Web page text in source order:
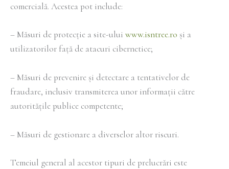
comercială. Acestea pot include:
– Măsuri de protecție a site-ului www.isntree.ro și a
utilizatorilor față de atacuri cibernetice;
– Măsuri de prevenire și detectare a tentativelor de
fraudare, inclusiv transmiterea unor informații către
autoritățile publice competente;
– Măsuri de gestionare a diverselor altor riscuri.
Temeiul general al acestor tipuri de prelucrări este